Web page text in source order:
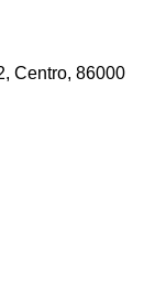
Centro, 86000